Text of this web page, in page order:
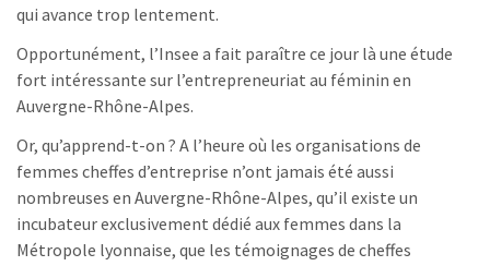
qui avance trop lentement.
Opportunément, l’Insee a fait paraître ce jour là une étude
fort intéressante sur l’entrepreneuriat au féminin en
Auvergne-Rhône-Alpes.
Or, qu’apprend-t-on ? A l’heure où les organisations de
femmes cheffes d’entreprise n’ont jamais été aussi
nombreuses en Auvergne-Rhône-Alpes, qu’il existe un
incubateur exclusivement dédié aux femmes dans la
Métropole lyonnaise, que les témoignages de cheffes